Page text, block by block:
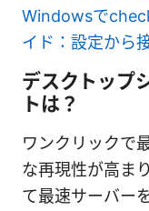
Windowsで
イド：設定から
デスクトップ
トは？
ワンクリックで
な再現性が高ま
て最速サーバー